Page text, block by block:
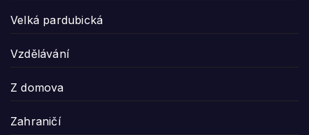
Velká pardubická
Vzdělávání
Z domova
Zahraničí